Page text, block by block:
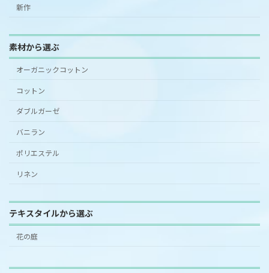
新作
素材から選ぶ
オーガニックコットン
コットン
ダブルガーゼ
バニラン
ポリエステル
リネン
テキスタイルから選ぶ
花の庭